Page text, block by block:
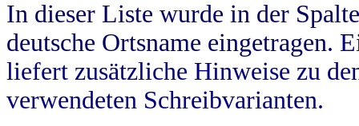
In dieser Liste wurde in der
deutsche Ortsname eingetragen.
liefert zusätzliche Hinweise zu
verwendeten Schreibvarianten.